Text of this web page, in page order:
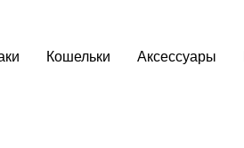
Кошельки Аксессуары